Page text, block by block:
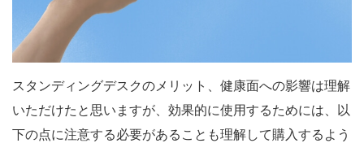
スタンディングデスクのメリット、健康面への影響は理解
いただけたと思いますが、効果的に使用するためには、以
下の点に注意する必要があることも理解して購入するよう